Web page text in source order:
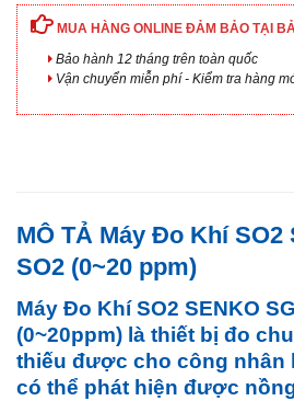
MUA HÀNG ONLINE ĐẢM BẢO TẠI
Bảo hành 12 tháng trên toàn quốc
Vận chuyển miễn phí - Kiểm tra hàng
MÔ TẢ Máy Đo Khí SO2
SO2 (0~20 ppm)
Máy Đo Khí SO2 SENKO
(0~20ppm) là thiết bị đo
thiếu được cho công nhân
có thể phát hiện được